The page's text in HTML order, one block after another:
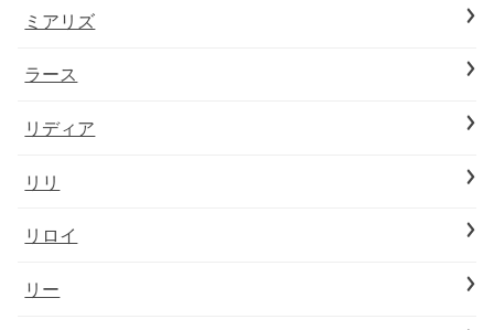
ミアリズ
ラース
リディア
リリ
リロイ
リー